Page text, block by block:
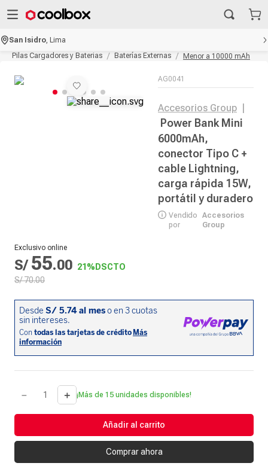
San Isidro ,Lima
Pilas Cargadores y Baterias
Baterías Externas Menor a 10000 mAh
AG0041
Accesorios Group
Power Bank Mini
6000mAh,
conector Tipo C +
cable Lightning,
carga rápida 15W,
portátil y duradero
Vendido
por
Accesorios
Group
Exclusivo online
S/ 55.00 21% DSCTO
S/70.00
＋
－ ¡Más de 15 unidades disponibles!
Añadir al carrito
Comprar ahora